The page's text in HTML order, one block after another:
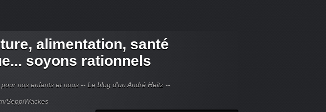
alimentation, santé
soyons rationnels
nos enfants et nous -- Le blog d'un André Heitz --
SeppiWackes